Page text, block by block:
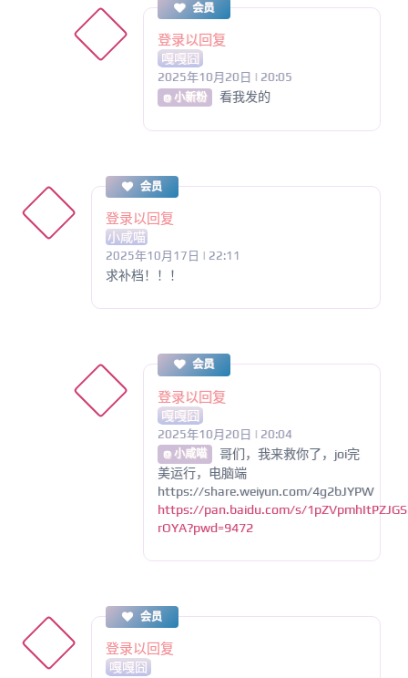
会员
登录以回复
嘎嘎囧
2025年10月20日 | 20:05
@ 小新粉 看我发的
会员
登录以回复
小咸喵
2025年10月17日 | 22:11
求补档！！！
会员
登录以回复
嘎嘎囧
2025年10月20日 | 20:04
@ 小咸喵
哥们，我来救你了，joi完
美运行，电脑端
https://share.weiyun.com/4g2bJYPW
https://pan.baidu.com/s/
rOYA?pwd=9472
会员
登录以回复
嘎嘎囧